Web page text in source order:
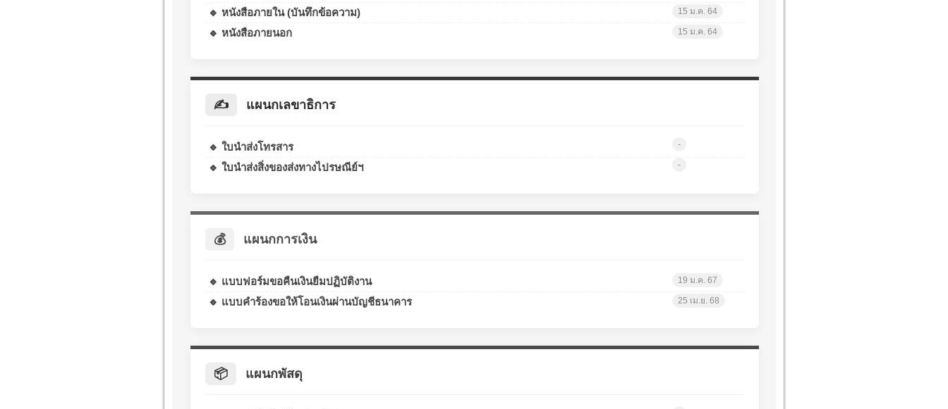
🔹 หนังสือภายใน (บันทึกข้อความ) 15 ม.ค. 64
🔹 หนังสือภายนอก 15 ม.ค. 64
✍️ แผนกเลขาธิการ
🔹 ใบนำส่งโทรสาร -
🔹 ใบนำส่งสิ่งของส่งทางไปรษณีย์ฯ -
💰 แผนกการเงิน
🔹 แบบฟอร์มขอคืนเงินยืมปฏิบัติงาน 19 ม.ค. 67
🔹 แบบคำร้องขอให้โอนเงินผ่านบัญชีธนาคาร 25 เม.ย. 68
📦 แผนกพัสดุ